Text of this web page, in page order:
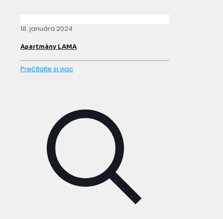
18. januára 2024
Apartmány LAMA
Prečítajte si viac